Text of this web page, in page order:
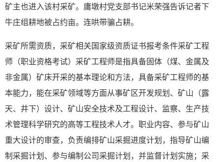
矿主也进入该村采矿。庸墩村党支部书记米荣强告诉记者下
牛庄组耕地被占约亩。连哄带骗占耕。
采矿所需资质，采矿相关国家级资质证书报考条件采矿工程
师（职业资格考试）采矿工程师是指具备固体（煤、金属及
非金属）矿床开采的基本理论和方法，具备采矿工程师的基
本能力，能在采矿领域等方面从事矿区开发规划、矿山（露
天、井下）设计、矿山安全技术及工程设计、监察、生产技
术管理科学研究的高等工程技术人才。职业内容、参与矿山
重大设计的审查，负责编排矿山采掘进度计划，指导矿山编
制采掘计划、参与编制公司采掘计划，并监督计划实施；采